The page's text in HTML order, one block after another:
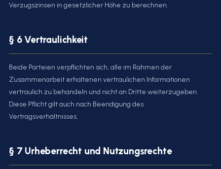
Verzugszinsen in gesetzlicher Höhe zu berechnen.
§ 6 Vertraulichkeit
Beide Parteien verpflichten sich, alle im Rahmen der
Zusammenarbeit erhaltenen vertraulichen Informationen
vertraulich zu behandeln und nicht an Dritte weiterzugeben.
Diese Pflicht gilt auch nach Beendigung des
Vertragsverhältnisses.
§ 7 Urheberrecht und Nutzungsrechte